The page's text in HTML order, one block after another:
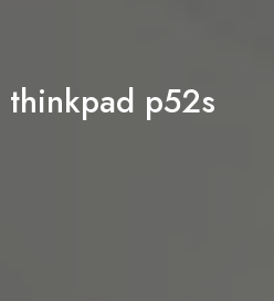
thinkpad p52s